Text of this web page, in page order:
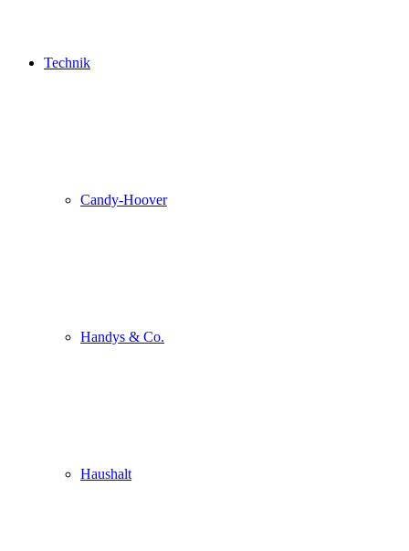
Technik
Candy-Hoover
Handys & Co.
Haushalt